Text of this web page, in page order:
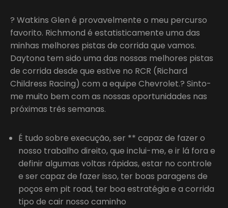
? Watkins Glen é provavelmente o meu percurso
favorito. Richmond é estatisticamente uma das
minhas melhores pistas de corrida que vamos.
Daytona tem sido uma das nossas melhores pistas
de corrida desde que estive no RCR (Richard
Childress Racing) com a equipe Chevrolet.? Sinto-
me muito bem com as nossas oportunidades nas
próximas três semanas.
É tudo sobre execução, ser ** capaz de fazer o
nosso trabalho direito, que inclui-me, e ir lá fora e
definir algumas voltas rápidas, estar no controle
e ser capaz de fazer isso, ter boas paragens de
poços em pit road, ter boa estratégia e a corrida
tipo de cair nosso caminho